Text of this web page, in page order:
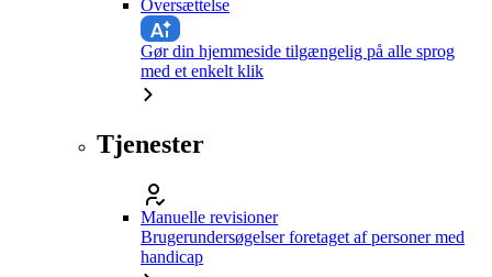
Oversættelse
Gør din hjemmeside tilgængelig på alle sprog
med et enkelt klik
Tjenester
Manuelle revisioner
Brugerundersøgelser foretaget af personer med
handicap